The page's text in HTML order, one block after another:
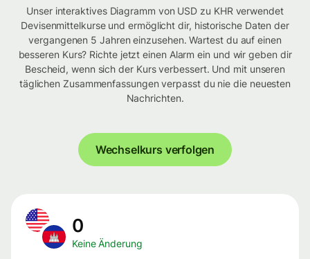
Unser interaktives Diagramm von USD zu KHR verwendet
Devisenmittelkurse und ermöglicht dir, historische Daten der
vergangenen 5 Jahren einzusehen. Wartest du auf einen
besseren Kurs? Richte jetzt einen Alarm ein und wir geben dir
Bescheid, wenn sich der Kurs verbessert. Und mit unseren
täglichen Zusammenfassungen verpasst du nie die neuesten
Nachrichten.
Wechselkurs verfolgen
0
Keine Änderung